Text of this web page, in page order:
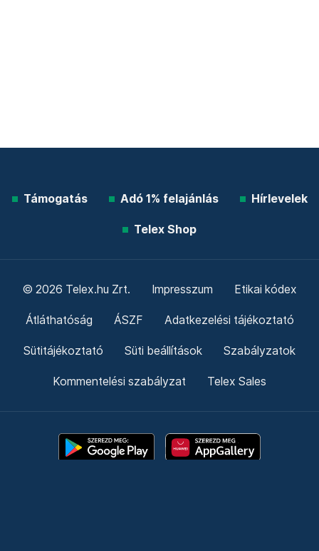
Támogatás Adó 1% felajánlás Hírlevelek
Telex Shop
© 2026 Telex.hu Zrt. Impresszum Etikai kódex
Átláthatóság ÁSZF Adatkezelési tájékoztató
Sütitájékoztató Süti beállítások Szabályzatok
Kommentelési szabályzat Telex Sales